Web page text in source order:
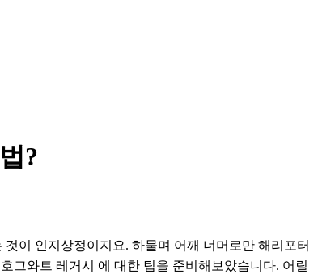
?
이 인지상정이지요. 하물며 어깨 너머로만 해리포터
그와트 레거시 에 대한 팁을 준비해보았습니다. 어릴